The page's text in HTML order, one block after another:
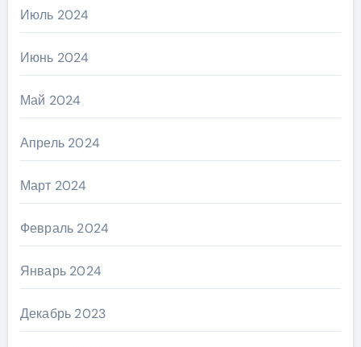
Июль 2024
Июнь 2024
Май 2024
Апрель 2024
Март 2024
Февраль 2024
Январь 2024
Декабрь 2023